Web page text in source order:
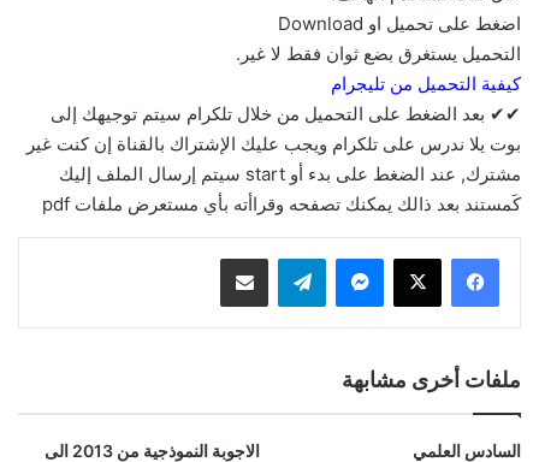
اضغط على تحميل او Download
التحميل يستغرق بضع ثوان فقط لا غير.
كيفية التحميل من تليجرام
✔✔ بعد الضغط على التحميل من خلال تلكرام سيتم توجيهك إلى
بوت يلا ندرس على تلكرام ويجب عليك الإشتراك بالقناة إن كنت غير
مشترك, عند الضغط على بدء أو start سيتم إرسال الملف إليك
كَمستند بعد ذالك يمكنك تصفحه وقراأته بأي مستعرض ملفات pdf
ماسنجر تيلقرام مشاركة عبر البريد
ملفات أخرى مشابهة
السادس العلمي
الاجوبة النموذجية من 2013 الى